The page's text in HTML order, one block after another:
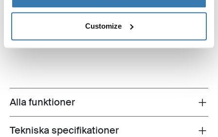
Customize
Thule Luxury Blocker Bag
Toggle features
Alla funktioner
Toggle techspec
Tekniska specifikationer